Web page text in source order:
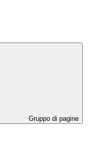
Gruppo di pagine